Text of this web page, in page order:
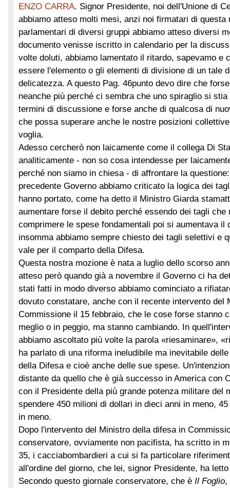
ENZO CARRA. Signor Presidente, noi dell'Unione di
abbiamo atteso molti mesi, anzi noi firmatari di
parlamentari di diversi gruppi abbiamo atteso diversi
documento venisse iscritto in calendario per la
volte doluti, abbiamo lamentato il ritardo, sapevamo e
essere l'elemento o gli elementi di divisione di un tale
delicatezza. A questo Pag. 46punto devo dire che
neanche più perché ci sembra che uno spiraglio si
termini di discussione e forse anche di qualcosa di
che possa superare anche le nostre posizioni
voglia.
Adesso cercherò non laicamente come il collega Di
analiticamente - non so cosa intendesse per
perché non siamo in chiesa - di affrontare la
precedente Governo abbiamo criticato la logica dei
hanno portato, come ha detto il Ministro Giarda
aumentare forse il debito perché essendo dei tagli che
comprimere le spese fondamentali poi si aumentava il
insomma abbiamo sempre chiesto dei tagli selettivi e
vale per il comparto della Difesa.
Questa nostra mozione è nata a luglio dello scorso
atteso però quando già a novembre il Governo ci ha
stati fatti in modo diverso abbiamo cominciato a
dovuto constatare, anche con il recente intervento del
Commissione il 15 febbraio, che le cose forse stanno
meglio o in peggio, ma stanno cambiando. In
abbiamo ascoltato più volte la parola «riesaminare»,
ha parlato di una riforma ineludibile ma inevitabile
della Difesa e cioè anche delle sue spese.
distante da quello che è già successo in America con
con il Presidente della più grande potenza militare del
spendere 450 milioni di dollari in dieci anni in meno,
in meno.
Dopo l'intervento del Ministro della difesa in
conservatore, ovviamente non pacifista, ha scritto in
35, i cacciabombardieri a cui si fa particolare
all'ordine del giorno, che lei, signor Presidente, ha
Secondo questo giornale conservatore, che è Il Foglio,